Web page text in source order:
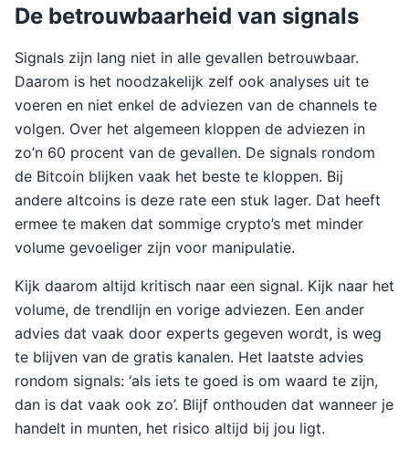
De betrouwbaarheid van signals
Signals zijn lang niet in alle gevallen betrouwbaar.
Daarom is het noodzakelijk zelf ook analyses uit te
voeren en niet enkel de adviezen van de channels te
volgen. Over het algemeen kloppen de adviezen in
zo’n 60 procent van de gevallen. De signals rondom
de Bitcoin blijken vaak het beste te kloppen. Bij
andere altcoins is deze rate een stuk lager. Dat heeft
ermee te maken dat sommige crypto’s met minder
volume gevoeliger zijn voor manipulatie.
Kijk daarom altijd kritisch naar een signal. Kijk naar het
volume, de trendlijn en vorige adviezen. Een ander
advies dat vaak door experts gegeven wordt, is weg
te blijven van de gratis kanalen. Het laatste advies
rondom signals: ‘als iets te goed is om waard te zijn,
dan is dat vaak ook zo’. Blijf onthouden dat wanneer je
handelt in munten, het risico altijd bij jou ligt.